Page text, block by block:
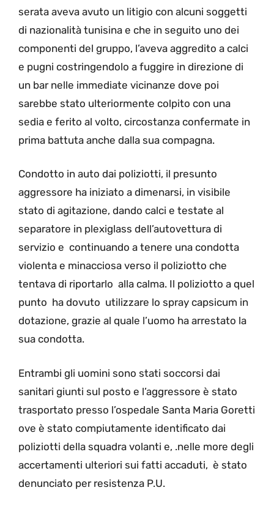
serata aveva avuto un litigio con alcuni soggetti
di nazionalità tunisina e che in seguito uno dei
componenti del gruppo, l’aveva aggredito a calci
e pugni costringendolo a fuggire in direzione di
un bar nelle immediate vicinanze dove poi
sarebbe stato ulteriormente colpito con una
sedia e ferito al volto, circostanza confermate in
prima battuta anche dalla sua compagna.
Condotto in auto dai poliziotti, il presunto
aggressore ha iniziato a dimenarsi, in visibile
stato di agitazione, dando calci e testate al
separatore in plexiglass dell’autovettura di
servizio e continuando a tenere una condotta
violenta e minacciosa verso il poliziotto che
tentava di riportarlo alla calma. Il poliziotto a quel
punto ha dovuto utilizzare lo spray capsicum in
dotazione, grazie al quale l’uomo ha arrestato la
sua condotta.
Entrambi gli uomini sono stati soccorsi dai
sanitari giunti sul posto e l’aggressore è stato
trasportato presso l’ospedale Santa Maria Goretti
ove è stato compiutamente identificato dai
poliziotti della squadra volanti e, .nelle more degli
accertamenti ulteriori sui fatti accaduti, è stato
denunciato per resistenza P.U.